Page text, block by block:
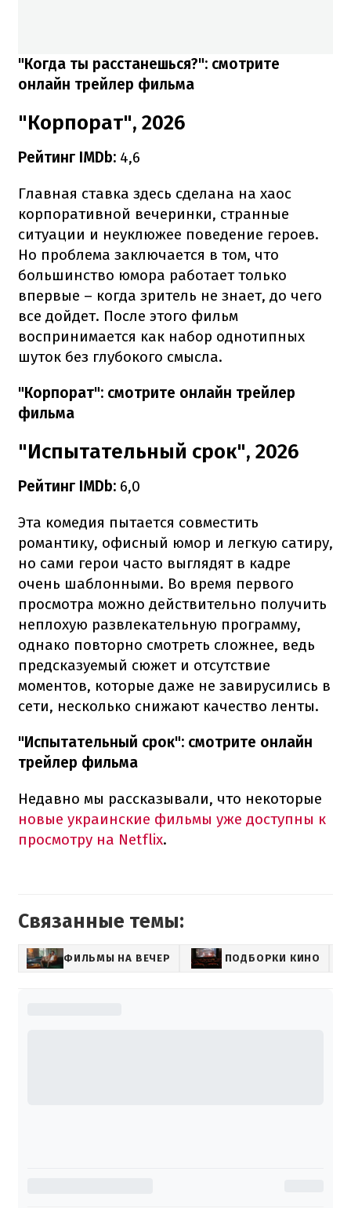
"Когда ты расстанешься?": смотрите
онлайн трейлер фильма
"Корпорат", 2026
Рейтинг IMDb: 4,6
Главная ставка здесь сделана на хаос
корпоративной вечеринки, странные
ситуации и неуклюжее поведение героев.
Но проблема заключается в том, что
большинство юмора работает только
впервые – когда зритель не знает, до чего
все дойдет. После этого фильм
воспринимается как набор однотипных
шуток без глубокого смысла.
"Корпорат": смотрите онлайн трейлер
фильма
"Испытательный срок", 2026
Рейтинг IMDb: 6,0
Эта комедия пытается совместить
романтику, офисный юмор и легкую сатиру,
но сами герои часто выглядят в кадре
очень шаблонными. Во время первого
просмотра можно действительно получить
неплохую развлекательную программу,
однако повторно смотреть сложнее, ведь
предсказуемый сюжет и отсутствие
моментов, которые даже не завирусились в
сети, несколько снижают качество ленты.
"Испытательный срок": смотрите онлайн
трейлер фильма
Недавно мы рассказывали, что некоторые
новые украинские фильмы уже доступны к
просмотру на Netflix.
Связанные темы:
ФИЛЬМЫ НА ВЕЧЕР ПОДБОРКИ КИНО